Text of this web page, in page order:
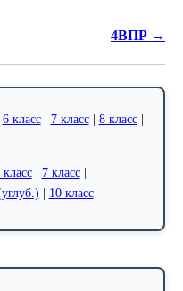
4ВПР →
6 класс| 7 класс| 8 класс|
класс| 7 класс|
| 10 класс